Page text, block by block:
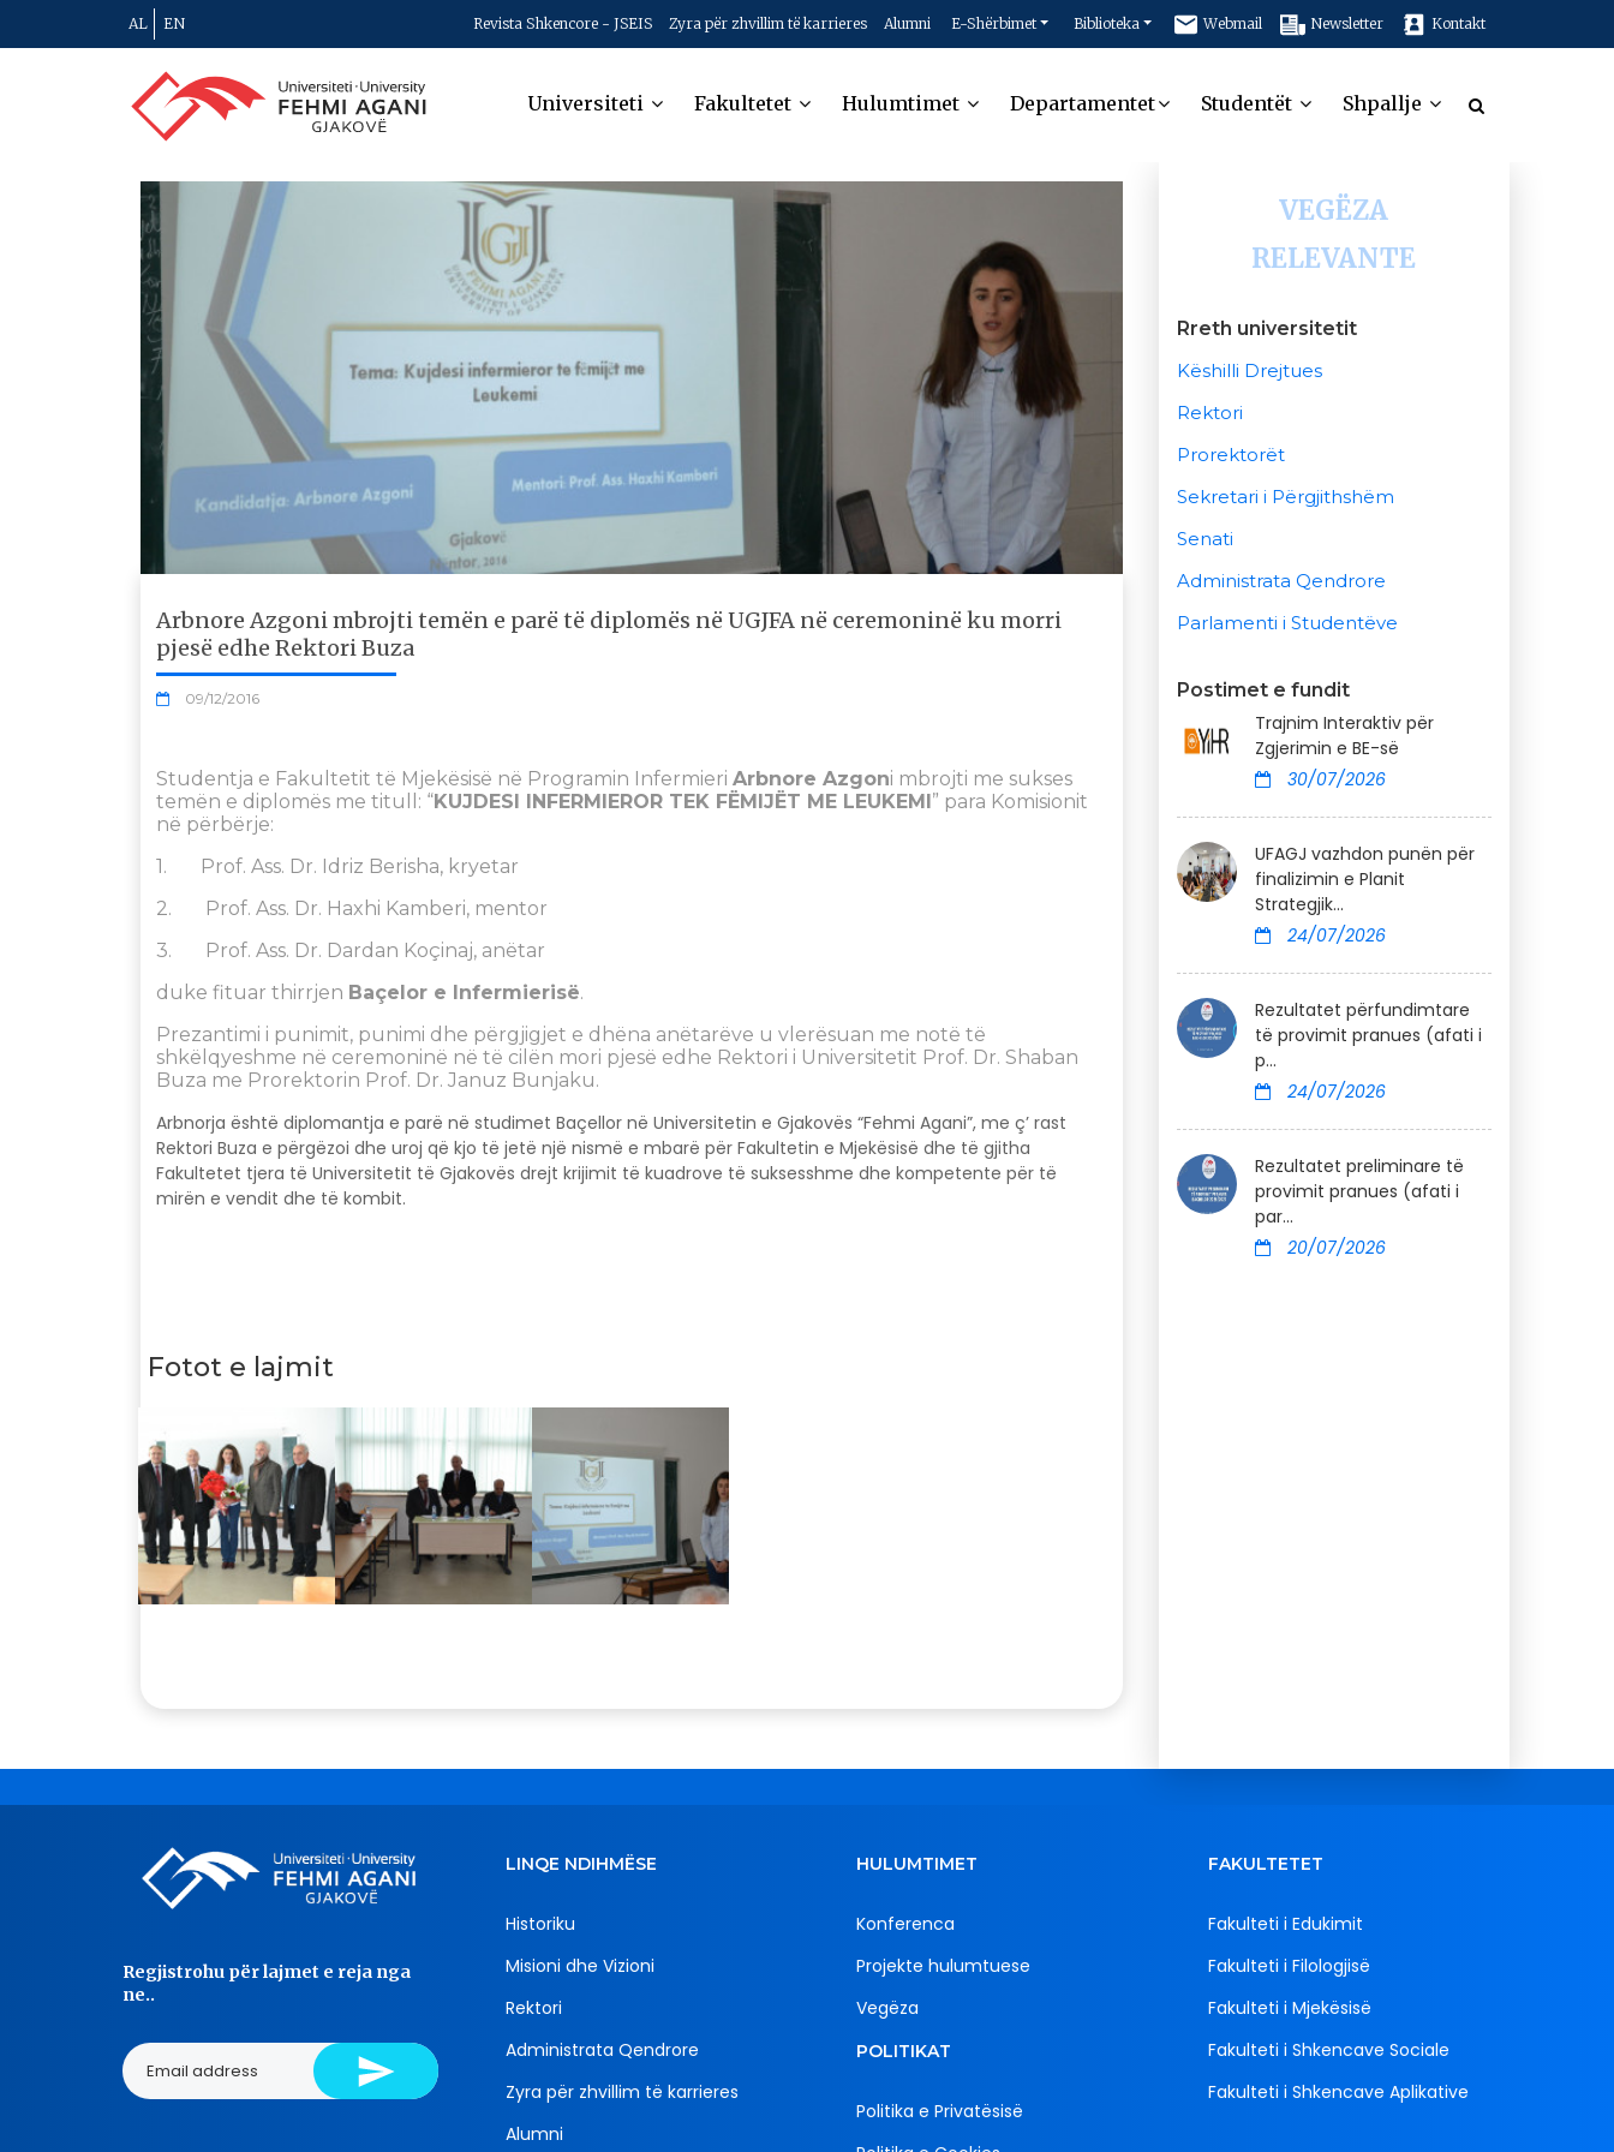
AL EN Revista Shkencore - JSEIS Zyra për zhvillim të karrieres Alumni E-Shërbimet Biblioteka Webmail Newsletter Kontakt
Universiteti Fakultetet Hulumtimet Departamentet Studentët Shpallje
Arbnore Azgoni mbrojti temën e parë të diplomës në UGJFA në ceremoninë ku morri
pjesë edhe Rektori Buza
09/12/2016
Studentja e Fakultetit të Mjekësisë në Programin Infermieri Arbnore Azgoni mbrojti me sukses
temën e diplomës me titull: “KUJDESI INFERMIEROR TEK FËMIJËT ME LEUKEMI” para Komisionit
në përbërje:
1. Prof. Ass. Dr. Idriz Berisha, kryetar
2. Prof. Ass. Dr. Haxhi Kamberi, mentor
3. Prof. Ass. Dr. Dardan Koçinaj, anëtar
duke fituar thirrjen Baçelor e Infermierisë.
Prezantimi i punimit, punimi dhe përgjigjet e dhëna anëtarëve u vlerësuan me notë të
shkëlqyeshme në ceremoninë në të cilën mori pjesë edhe Rektori i Universitetit Prof. Dr. Shaban
Buza me Prorektorin Prof. Dr. Januz Bunjaku.
Arbnorja është diplomantja e parë në studimet Baçellor në Universitetin e Gjakovës “Fehmi Agani”, me ç’ rast
Rektori Buza e përgëzoi dhe uroj që kjo të jetë një nismë e mbarë për Fakultetin e Mjekësisë dhe të gjitha
Fakultetet tjera të Universitetit të Gjakovës drejt krijimit të kuadrove të suksesshme dhe kompetente për të
mirën e vendit dhe të kombit.
Fotot e lajmit
VEGËZA
RELEVANTE
Rreth universitetit
Këshilli Drejtues
Rektori
Prorektorët
Sekretari i Përgjithshëm
Senati
Administrata Qendrore
Parlamenti i Studentëve
Postimet e fundit
Trajnim Interaktiv për
Zgjerimin e BE-së
30/07/2026
UFAGJ vazhdon punën për
finalizimin e Planit
Strategjik...
24/07/2026
Rezultatet përfundimtare
të provimit pranues (afati i
p...
24/07/2026
Rezultatet preliminare të
provimit pranues (afati i
par...
20/07/2026
Regjistrohu për lajmet e reja nga
ne..
LINQE NDIHMËSE
Historiku
Misioni dhe Vizioni
Rektori
Administrata Qendrore
Zyra për zhvillim të karrieres
Alumni
HULUMTIMET
Konferenca
Projekte hulumtuese
Vegëza
POLITIKAT
Politika e Privatësisë
FAKULTETET
Fakulteti i Edukimit
Fakulteti i Filologjisë
Fakulteti i Mjekësisë
Fakulteti i Shkencave Sociale
Fakulteti i Shkencave Aplikative